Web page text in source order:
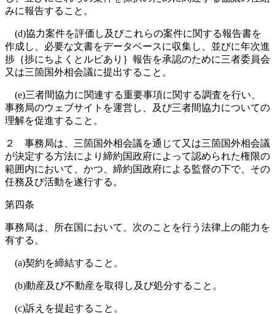
みに報告すること。
(d)協力案件を評価し及びこれらの案件に関する報告書を
作成し、必要な文書をデータベースに収集し、並びに年次進
捗｛捗にちよくとルビあり｝報告を承認のために三者委員会
又は三箇国外相会議に提出すること。
(e)三者間協力に関連する重要事項に関する調査を行い、
事務局のウェブサイトを運営し、及び三者間協力についての
理解を促進すること。
２ 事務局は、三箇国外相会議を通じて又は三箇国外相会議
が決定する方法により締約国政府によって認められた権限の
範囲内において、かつ、締約国政府による監督の下で、その
任務及び活動を遂行する。
第四条
事務局は、所在国において、次のことを行う法律上の能力を
有する。
(a)契約を締結すること。
(b)動産及び不動産を取得し及び処分すること。
(c)訴えを提起すること。